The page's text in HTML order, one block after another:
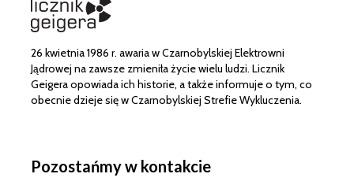
26 kwietnia 1986 r. awaria w Czarnobylskiej Elektrowni
Jądrowej na zawsze zmieniła życie wielu ludzi. Licznik
Geigera opowiada ich historie, a także informuje o tym, co
obecnie dzieje się w Czarnobylskiej Strefie Wykluczenia.
Pozostańmy w kontakcie